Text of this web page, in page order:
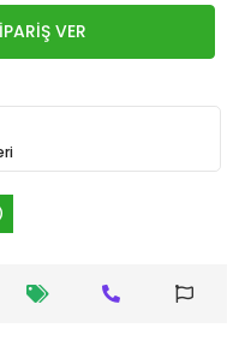
VER